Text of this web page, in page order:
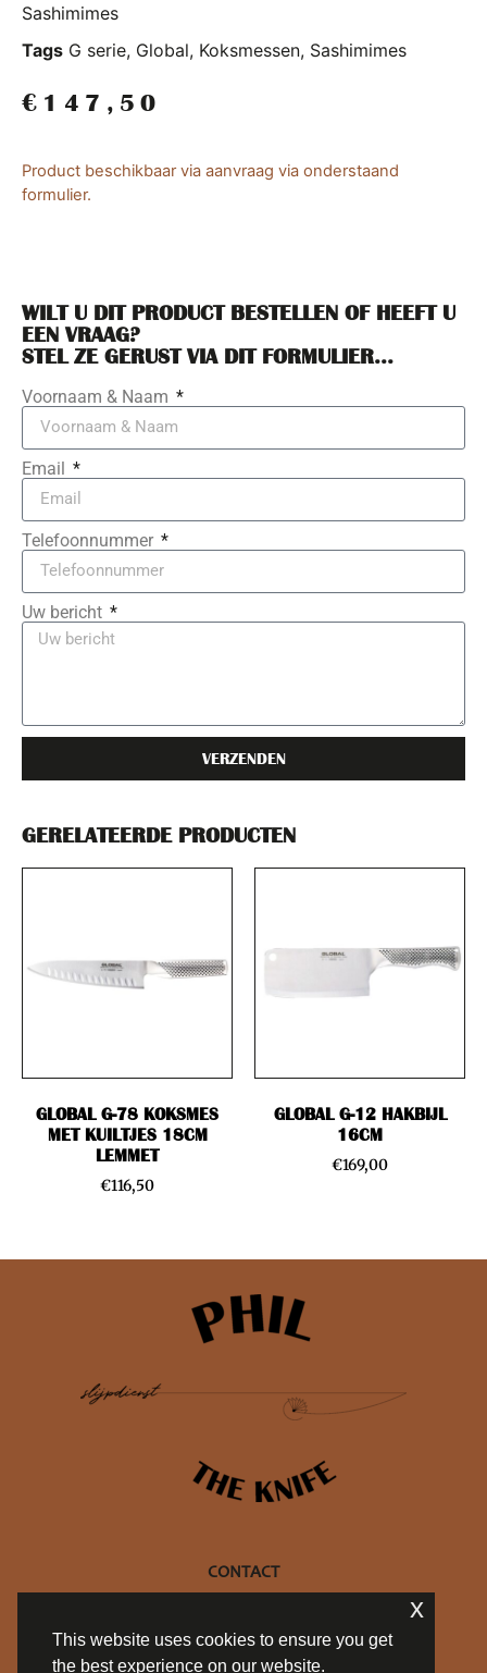
Sashimimes
Tags G serie, Global, Koksmessen, Sashimimes
€ 147,50
Product beschikbaar via aanvraag via onderstaand
formulier.
GERELATEERDE PRODUCTEN
GLOBAL G-78 KOKSMES
MET KUILTJES 18CM
LEMMET
€116,50
GLOBAL G-12 HAKBIJL
16CM
€169,00
WILT U DIT PRODUCT BESTELLEN OF HEEFT U
EEN VRAAG?
STEL ZE GERUST VIA DIT FORMULIER...
Voornaam & Naam
Email
Telefoonnummer
Uw bericht
VERZENDEN
CONTACT
info@philtheknife.be
BE 0754.714.537
This website uses cookies to ensure you get
the best experience on our website.
x